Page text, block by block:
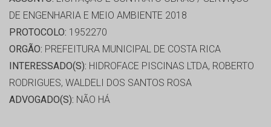
DE ENGENHARIA E MEIO AMBIENTE 2018
PROTOCOLO: 1952270
ORGÃO: PREFEITURA MUNICIPAL DE COSTA RICA
INTERESSADO(S): HIDROFACE PISCINAS LTDA, ROBERTO
RODRIGUES, WALDELI DOS SANTOS ROSA
ADVOGADO(S): NÃO HÁ